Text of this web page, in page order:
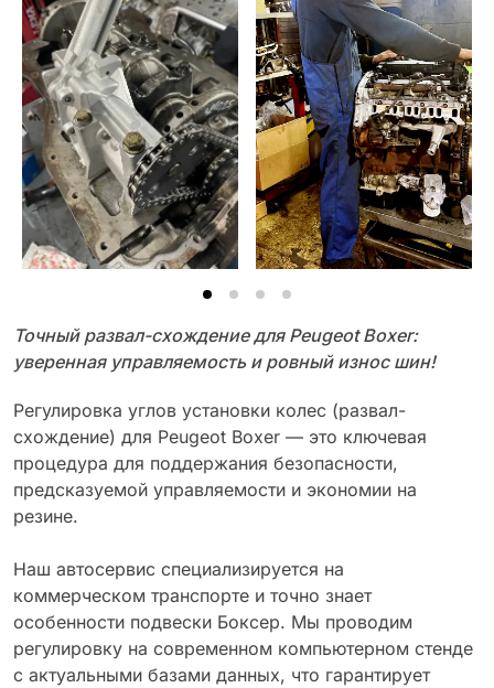
Точный развал-схождение для Peugeot Boxer:
уверенная управляемость и ровный износ шин!
Регулировка углов установки колес (развал-
схождение) для Peugeot Boxer — это ключевая
процедура для поддержания безопасности,
предсказуемой управляемости и экономии на
резине.
Наш автосервис специализируется на
коммерческом транспорте и точно знает
особенности подвески Боксер. Мы проводим
регулировку на современном компьютерном стенде
с актуальными базами данных, что гарантирует